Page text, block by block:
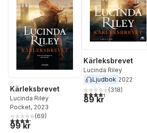
Kärleksbrevet
Lucinda Riley
Pocket, 2023
4,2utav 5 stjärnor. Totalt antal röster:
(69)
99 kr
Kärleksbrevet
Lucinda Riley
Ljudbok 2022
4,3utav 5 stjärnor.
(318)
89 kr